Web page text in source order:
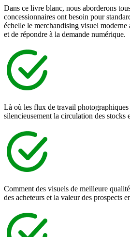
Dans ce livre blanc, nous aborderons
concessionnaires ont besoin pour
échelle le merchandising visuel moderne
et de répondre à la demande numérique.
Là où les flux de travail photographiques
silencieusement la circulation des stocks
Comment des visuels de meilleure
des acheteurs et la valeur des prospects